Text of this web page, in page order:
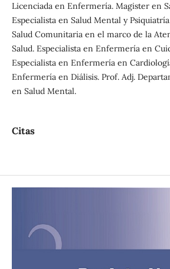
Licenciada en Enfermería. Magister en
Especialista en Salud Mental y
Salud Comunitaria en el marco de la
Salud. Especialista en Enfermería en
Especialista en Enfermería en
Enfermería en Diálisis. Prof. Adj.
en Salud Mental.
Citas